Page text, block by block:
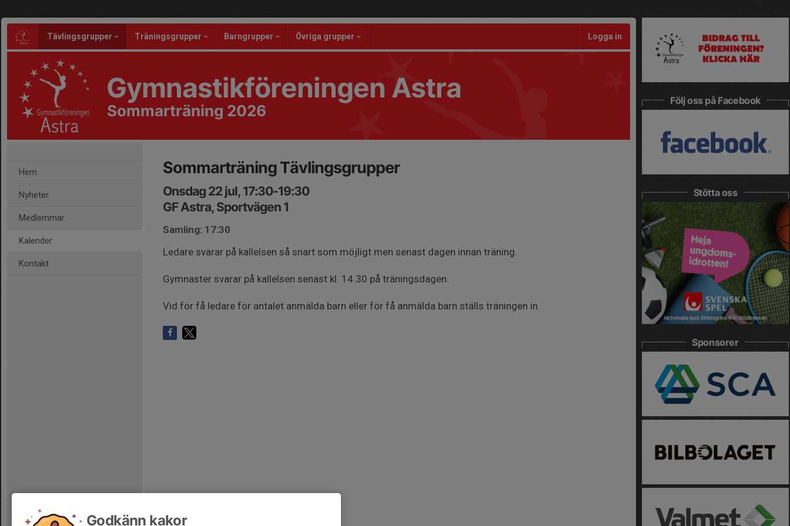
Tävlingsgrupper Träningsgrupper Barngrupper Övriga grupper Logga in
Gymnastikföreningen Astra
Sommarträning 2026
Hem
Nyheter
Medlemmar
Kalender
Kontakt
Sommarträning Tävlingsgrupper
Onsdag 22 jul, 17:30-19:30
GF Astra, Sportvägen 1
Samling: 17:30
Ledare svarar på kallelsen så snart som möjligt men senast dagen innan träning.
Gymnaster svarar på kallelsen senast kl. 14.30 på träningsdagen.
Vid för få ledare för antalet anmälda barn eller för få anmälda barn ställs träningen in.
Följ oss på Facebook
Stötta oss
Sponsorer
Godkänn kakor